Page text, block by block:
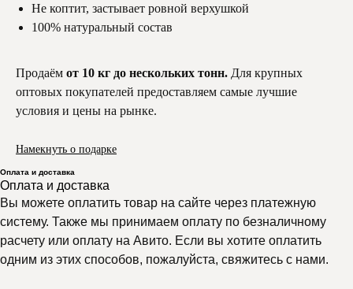
Не коптит, застывает ровной верхушкой
100% натуральный состав
Продаём от 10 кг до нескольких тонн. Для крупных
оптовых покупателей предоставляем самые лучшие
условия и цены на рынке.
Намекнуть о подарке
Оплата и доставка
Оплата и доставка
Вы можете оплатить товар на сайте через платежную
систему. Также мы принимаем оплату по безналичному
расчету или оплату на Авито. Если вы хотите оплатить
одним из этих способов, пожалуйста, свяжитесь с нами.